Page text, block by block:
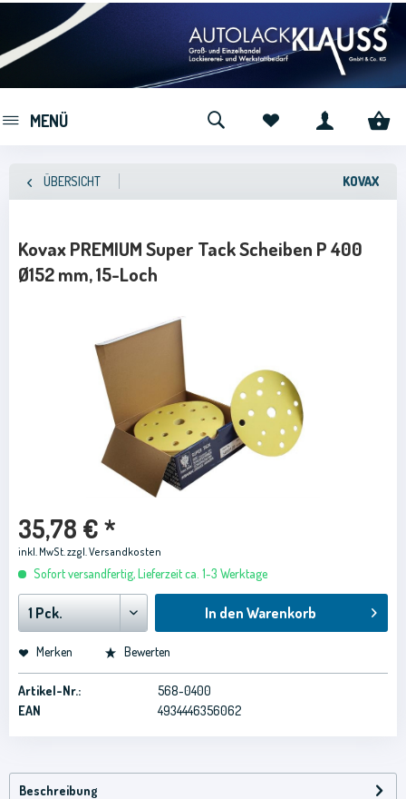
MENÜ
ÜBERSICHT KOVAX
Kovax PREMIUM Super Tack Scheiben P 400
Ø152 mm, 15-Loch
35,78 € *
inkl. MwSt.zzgl. Versandkosten
Sofort versandfertig, Lieferzeit ca. 1-3 Werktage
In den Warenkorb
Merken Bewerten
Artikel-Nr.:
568-0400
EAN
4934446356062
Beschreibung